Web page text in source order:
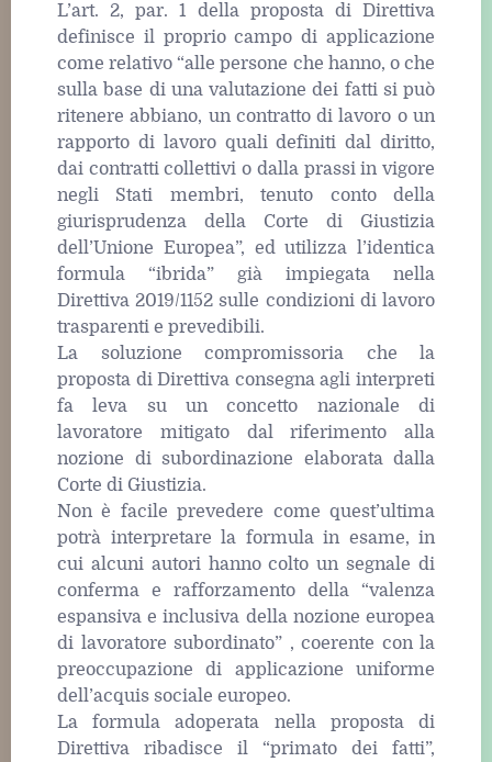
L’art. 2, par. 1 della proposta di Direttiva
definisce il proprio campo di applicazione
come relativo “alle persone che hanno, o che
sulla base di una valutazione dei fatti si può
ritenere abbiano, un contratto di lavoro o un
rapporto di lavoro quali definiti dal diritto,
dai contratti collettivi o dalla prassi in vigore
negli Stati membri, tenuto conto della
giurisprudenza della Corte di Giustizia
dell’Unione Europea”, ed utilizza l’identica
formula “ibrida” già impiegata nella
Direttiva 2019/1152 sulle condizioni di lavoro
trasparenti e prevedibili.
La soluzione compromissoria che la
proposta di Direttiva consegna agli interpreti
fa leva su un concetto nazionale di
lavoratore mitigato dal riferimento alla
nozione di subordinazione elaborata dalla
Corte di Giustizia.
Non è facile prevedere come quest’ultima
potrà interpretare la formula in esame, in
cui alcuni autori hanno colto un segnale di
conferma e rafforzamento della “valenza
espansiva e inclusiva della nozione europea
di lavoratore subordinato” , coerente con la
preoccupazione di applicazione uniforme
dell’acquis sociale europeo.
La formula adoperata nella proposta di
Direttiva ribadisce il “primato dei fatti”,